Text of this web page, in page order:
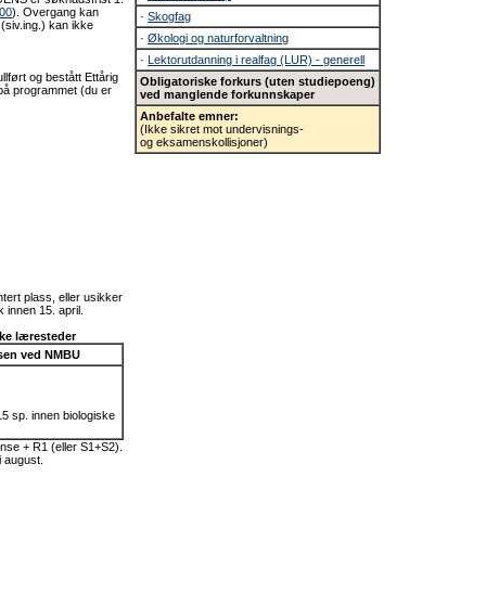
). Overgang kan
kan ikke
og bestått Ettårig
programmet (du er
plass, eller usikker
15. april.
læresteder
ved NMBU
sp. innen biologiske
+ R1 (eller S1+S2).
august.
· Skogfag
· Økologi og naturforvaltning
· Lektorutdanning i realfag (LUR) - generell
Obligatoriske forkurs (uten studiepoeng)
ved manglende forkunnskaper
Anbefalte emner:
(Ikke sikret mot undervisnings-
og eksamenskollisjoner)